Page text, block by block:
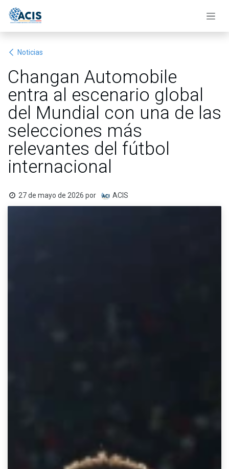
Noticias
Changan Automobile
entra al escenario global
del Mundial con una de las
selecciones más
relevantes del fútbol
internacional
27 de mayo de 2026 por ACIS